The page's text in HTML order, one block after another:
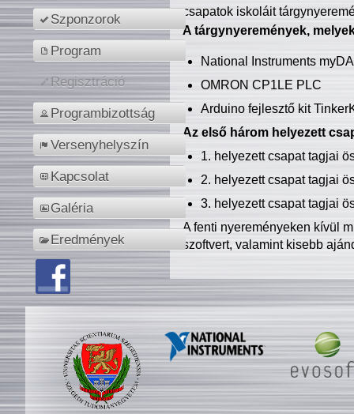
Szponzorok
Program
Regisztráció
Programbizottság
Versenyhelyszín
Kapcsolat
Galéria
Eredmények
csapatok iskoláit
A tárgynyeremények,
National Instruments
OMRON CP1LE PLC
Arduino fejlesztő kit
Az első három helyezett
1. helyezett csapat tagjai
2. helyezett csapat tagjai
3. helyezett csapat tagjai
A fenti nyereményeken kívül
szoftvert, valamint kisebb